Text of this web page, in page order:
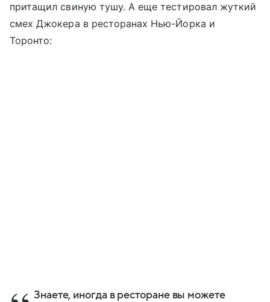
притащил свиную тушу. А еще тестировал жуткий
смех Джокера в ресторанах Нью-Йорка и
Торонто:
Знаете, иногда в ресторане вы можете